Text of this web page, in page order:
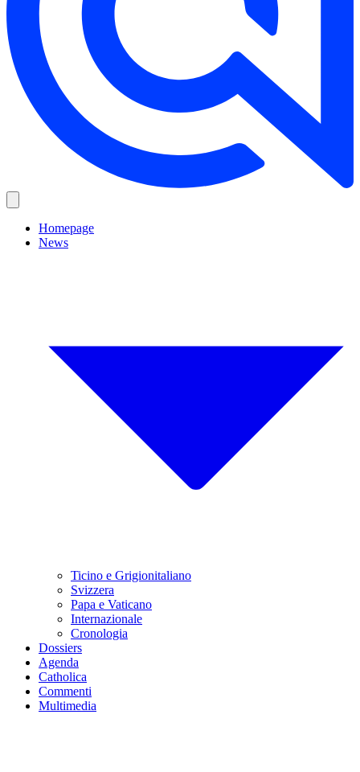
Homepage
News
Ticino e Grigionitaliano
Svizzera
Papa e Vaticano
Internazionale
Cronologia
Dossiers
Agenda
Catholica
Commenti
Multimedia